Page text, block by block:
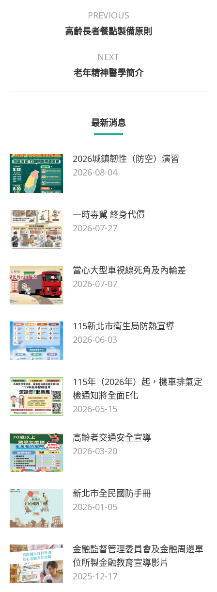
PREVIOUS
Previous
高齡長者餐點製備原則
NEXT
Next
老年精神醫學簡介
最新消息
2026城鎮韌性（防空）演習
2026-08-04
一時毒駕 終身代價
2026-07-27
當心大型車視線死角及內輪差
2026-07-07
115新北市衛生局防熱宣導
2026-06-03
115年（2026年）起，機車排氣定
檢通知將全面E化
2026-05-15
高齡者交通安全宣導
2026-03-20
新北市全民國防手冊
2026-01-05
金融監督管理委員會及金融周邊單
位所製金融教育宣導影片
2025-12-17